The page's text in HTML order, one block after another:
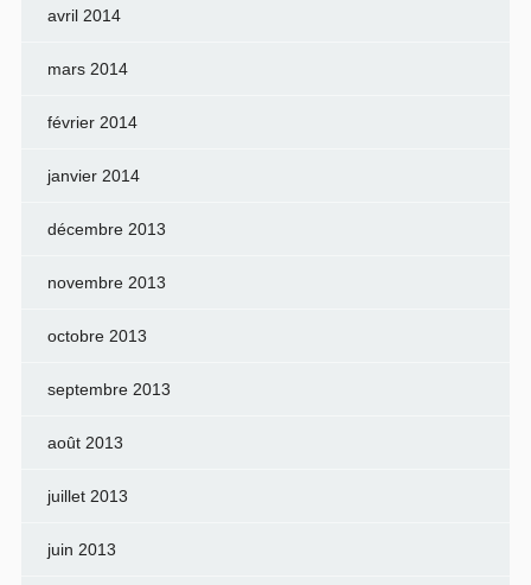
avril 2014
mars 2014
février 2014
janvier 2014
décembre 2013
novembre 2013
octobre 2013
septembre 2013
août 2013
juillet 2013
juin 2013